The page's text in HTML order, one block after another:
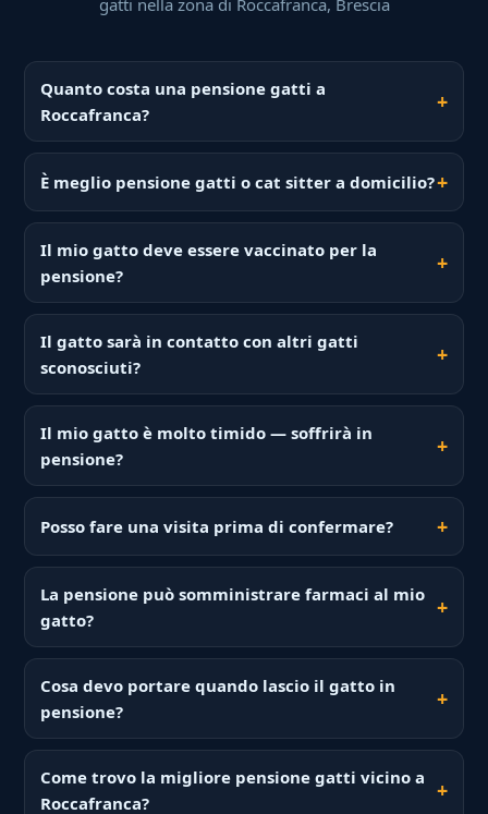
Quanto costa una pensione gatti a
Roccafranca?
È meglio pensione gatti o cat sitter a domicilio?
Il mio gatto deve essere vaccinato per la
pensione?
Il gatto sarà in contatto con altri gatti
sconosciuti?
Il mio gatto è molto timido — soffrirà in
pensione?
Posso fare una visita prima di confermare?
La pensione può somministrare farmaci al mio
gatto?
Cosa devo portare quando lascio il gatto in
pensione?
Come trovo la migliore pensione gatti vicino a
Roccafranca?